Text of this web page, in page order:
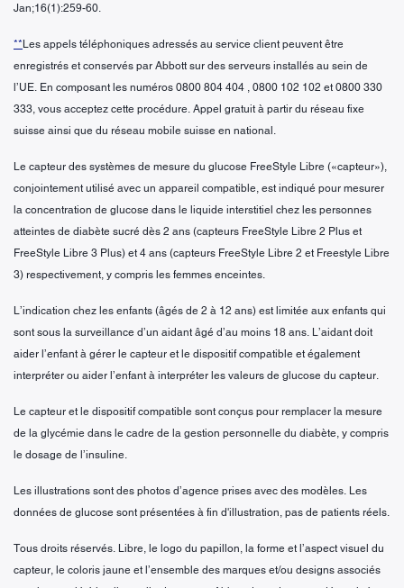
Jan;16(1):259-60.
** Les appels téléphoniques adressés au service client peuvent être
enregistrés et conservés par Abbott sur des serveurs installés au sein de
l’UE. En composant les numéros 0800 804 404 , 0800 102 102 et 0800 330
333, vous acceptez cette procédure. Appel gratuit à partir du réseau fixe
suisse ainsi que du réseau mobile suisse en national.
Le capteur des systèmes de mesure du glucose FreeStyle Libre («capteur»),
conjointement utilisé avec un appareil compatible, est indiqué pour mesurer
la concentration de glucose dans le liquide interstitiel chez les personnes
atteintes de diabète sucré dès 2 ans (capteurs FreeStyle Libre 2 Plus et
FreeStyle Libre 3 Plus) et 4 ans (capteurs FreeStyle Libre 2 et Freestyle Libre
3) respectivement, y compris les femmes enceintes.
L’indication chez les enfants (âgés de 2 à 12 ans) est limitée aux enfants qui
sont sous la surveillance d’un aidant âgé d’au moins 18 ans. L’aidant doit
aider l’enfant à gérer le capteur et le dispositif compatible et également
interpréter ou aider l’enfant à interpréter les valeurs de glucose du capteur.
Le capteur et le dispositif compatible sont conçus pour remplacer la mesure
de la glycémie dans le cadre de la gestion personnelle du diabète, y compris
le dosage de l’insuline.
Les illustrations sont des photos d’agence prises avec des modèles. Les
données de glucose sont présentées à fin d'illustration, pas de patients réels.
Tous droits réservés. Libre, le logo du papillon, la forme et l’aspect visuel du
capteur, le coloris jaune et l’ensemble des marques et/ou designs associés